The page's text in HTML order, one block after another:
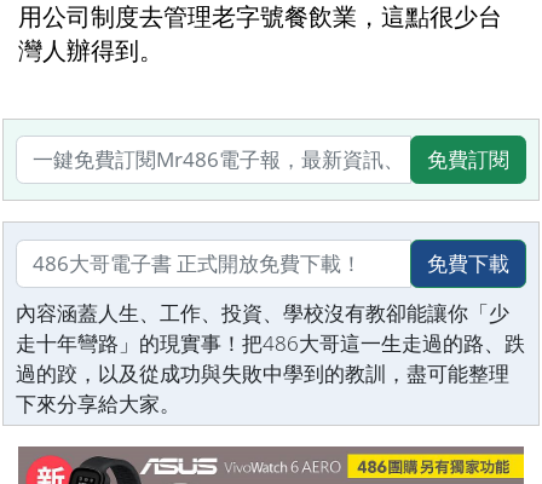
用公司制度去管理老字號餐飲業，這點很少台
灣人辦得到。
免費訂閱
免費下載
內容涵蓋人生、工作、投資、學校沒有教卻能讓你「少
走十年彎路」的現實事！把486大哥這一生走過的路、跌
過的跤，以及從成功與失敗中學到的教訓，盡可能整理
下來分享給大家。